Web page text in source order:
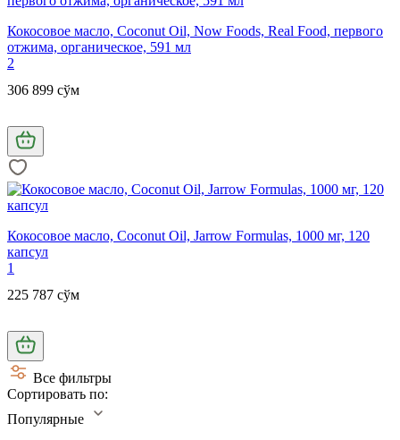
Кокосовое масло, Coconut Oil, Now Foods, Real Food, первого
отжима, органическое, 591 мл
2
306 899 сўм
Кокосовое масло, Coconut Oil, Jarrow Formulas, 1000 мг, 120
капсул
1
225 787 сўм
Все фильтры
Сортировать по:
Популярные